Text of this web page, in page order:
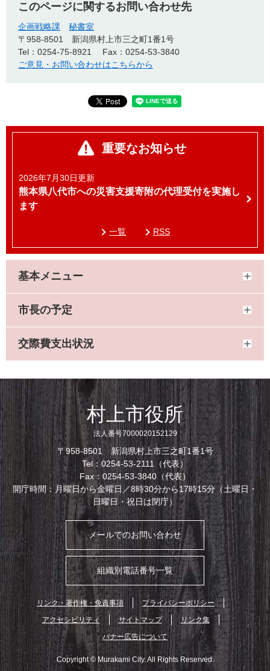
このページに関するお問い合わせ先
企画戦略課
秘書室
〒958-8501
新潟県村上市三之町1番1号
Tel：0254-75-8921
Fax：0254-53-3840
ご意見・お問い合わせはこちらから
重要なお知らせ
2026年7月30日更新
熊本県八代市への災害支援寄附の代理受付を実施し
ます
一覧 RSS
基本メニュー
市長の予定
交際費支出状況
村上市役所
法人番号7000020152129
〒958-8501 新潟県村上市三之町1番1号
Tel：0254-53-2111（代表）
Fax：0254-53-3840（代表）
開庁時間：月曜日から金曜日／8時30分から17時15分（土曜日・
日曜日・祝日は閉庁）
メールでのお問い合わせ
組織別電話番号一覧
リンク・著作権・免責事項
プライバシーポリシー
アクセシビリティ
サイトマップ
リンク集
バナー広告について
Copyright © Murakami City. All Rights Reserved.